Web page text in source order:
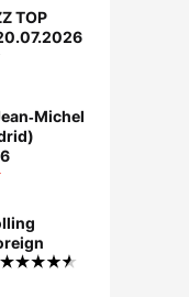
TOP